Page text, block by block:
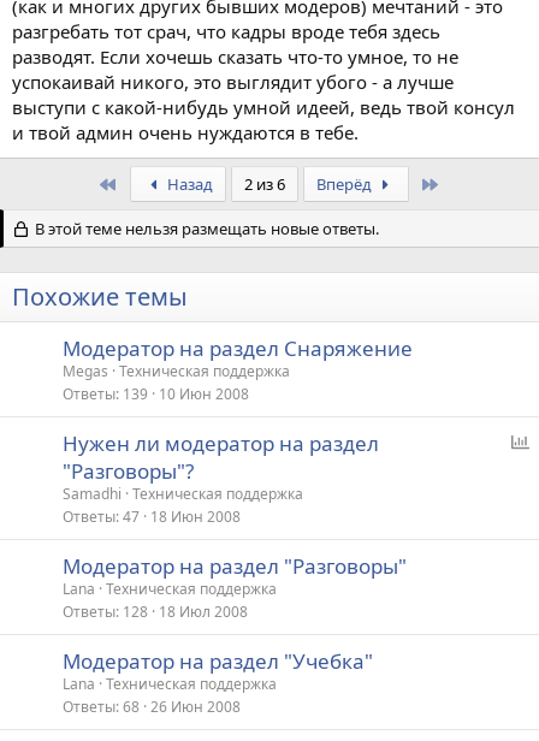
(как и многих других бывших модеров) мечтаний - это
разгребать тот срач, что кадры вроде тебя здесь
разводят. Если хочешь сказать что-то умное, то не
успокаивай никого, это выглядит убого - а лучше
выступи с какой-нибудь умной идеей, ведь твой консул
и твой админ очень нуждаются в тебе.
Назад 2 из 6 Вперёд
В этой теме нельзя размещать новые ответы.
Похожие темы
Модератор на раздел Снаряжение
Megas Техническая поддержка
Ответы 139 10 Июн 2008
с
Нужен ли модератор на раздел
"Разговоры"?
Samadhi Техническая поддержка
Ответы 47 18 Июн 2008
Модератор на раздел "Разговоры"
Lana Техническая поддержка
Ответы 128 18 Июл 2008
Модератор на раздел "Учебка"
Lana Техническая поддержка
Ответы 68 26 Июн 2008